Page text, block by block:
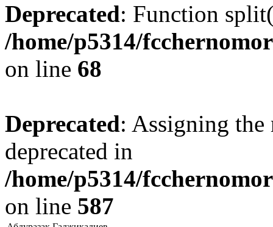
Deprecated: Function
/home/p5314/
on line 68
Deprecated: Assigning the
deprecated in
/home/p5314/
on line 587